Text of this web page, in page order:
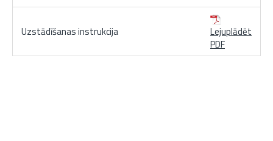
Uzstādīšanas instrukcija
Lejuplādēt
PDF